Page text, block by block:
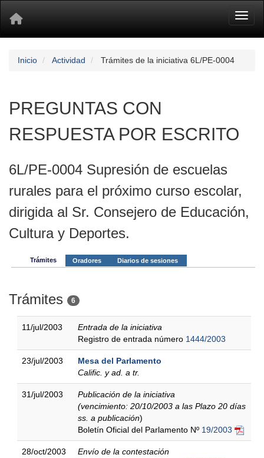
Inicio Actividad Trámites de la iniciativa 6L/PE-0004
PREGUNTAS CON
RESPUESTA POR ESCRITO
6L/PE-0004 Supresión de escuelas
rurales para el próximo curso escolar,
dirigida al Sr. Consejero de Educación,
Cultura y Deportes.
Trámites Oradores Diarios de sesiones
Trámites 6
11/jul/2003
Entrada de la iniciativa
Registro de entrada número 1444/2003
23/jul/2003
Mesa del Parlamento
Calific. y ad. a tr.
31/jul/2003
Publicación de la iniciativa
(vencimiento: 20/10/2003 a las Plazo 20 días
ss. a publicación)
Boletín Oficial del Parlamento Nº 19/2003
28/oct/2003
Envío de la contestación